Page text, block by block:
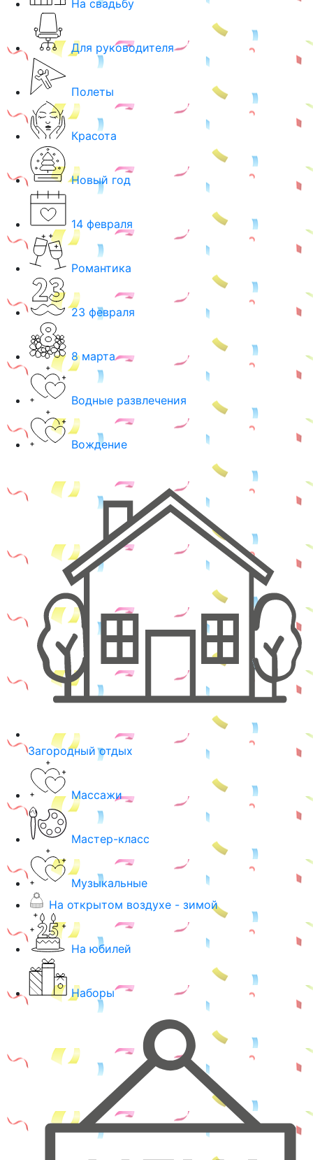
На свадьбу
Для руководителя
Полеты
Красота
Новый год
14 февраля
Романтика
23 февраля
8 марта
Водные развлечения
Вождение
Загородный отдых
Массажи
Мастер-класс
Музыкальные
На открытом воздухе - зимой
На юбилей
Наборы